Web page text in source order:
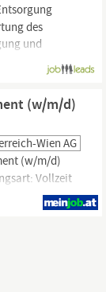
des
und
sichern
Ideen in
(w/m/d)
Wien AG
(w/m/d)
Vollzeit
Expertise